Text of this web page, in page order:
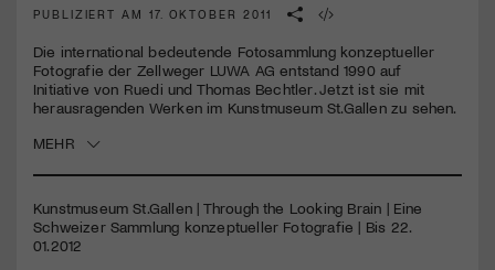
31
seconds
PUBLIZIERT AM 17. OKTOBER 2011
Die international bedeutende Fotosammlung konzeptueller
Fotografie der Zellweger LUWA AG entstand 1990 auf
Initiative von Ruedi und Thomas Bechtler. Jetzt ist sie mit
herausragenden Werken im Kunstmuseum St.Gallen zu sehen.
MEHR
Kunstmuseum St.Gallen | Through the Looking Brain | Eine
Schweizer Sammlung konzeptueller Fotografie | Bis 22.
01.2012
Engagiere dich als Kulturliebhaber:in, Kulturschaffende(r) oder
Mit deiner Mitgliedschaft erhältst du kostenlosen Zugang zu
diversen Kulturevents.
Jetzt Mitglied werden